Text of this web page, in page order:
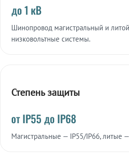
до 1 кВ
Шинопровод магистральный и
низковольтные системы.
Степень защиты
от IP55 до IP68
Магистральные — IP55/IP66, литые